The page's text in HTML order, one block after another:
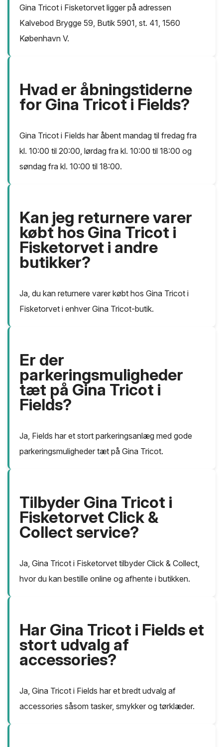
Gina Tricot i Fisketorvet ligger på adressen
Kalvebod Brygge 59, Butik 5901, st. 41, 1560
København V.
Hvad er åbningstiderne
for Gina Tricot i Fields?
Gina Tricot i Fields har åbent mandag til fredag fra
kl. 10:00 til 20:00, lørdag fra kl. 10:00 til 18:00 og
søndag fra kl. 10:00 til 18:00.
Kan jeg returnere varer
købt hos Gina Tricot i
Fisketorvet i andre
butikker?
Ja, du kan returnere varer købt hos Gina Tricot i
Fisketorvet i enhver Gina Tricot-butik.
Er der
parkeringsmuligheder
tæt på Gina Tricot i
Fields?
Ja, Fields har et stort parkeringsanlæg med gode
parkeringsmuligheder tæt på Gina Tricot.
Tilbyder Gina Tricot i
Fisketorvet Click &
Collect service?
Ja, Gina Tricot i Fisketorvet tilbyder Click & Collect,
hvor du kan bestille online og afhente i butikken.
Har Gina Tricot i Fields et
stort udvalg af
accessories?
Ja, Gina Tricot i Fields har et bredt udvalg af
accessories såsom tasker, smykker og tørklæder.